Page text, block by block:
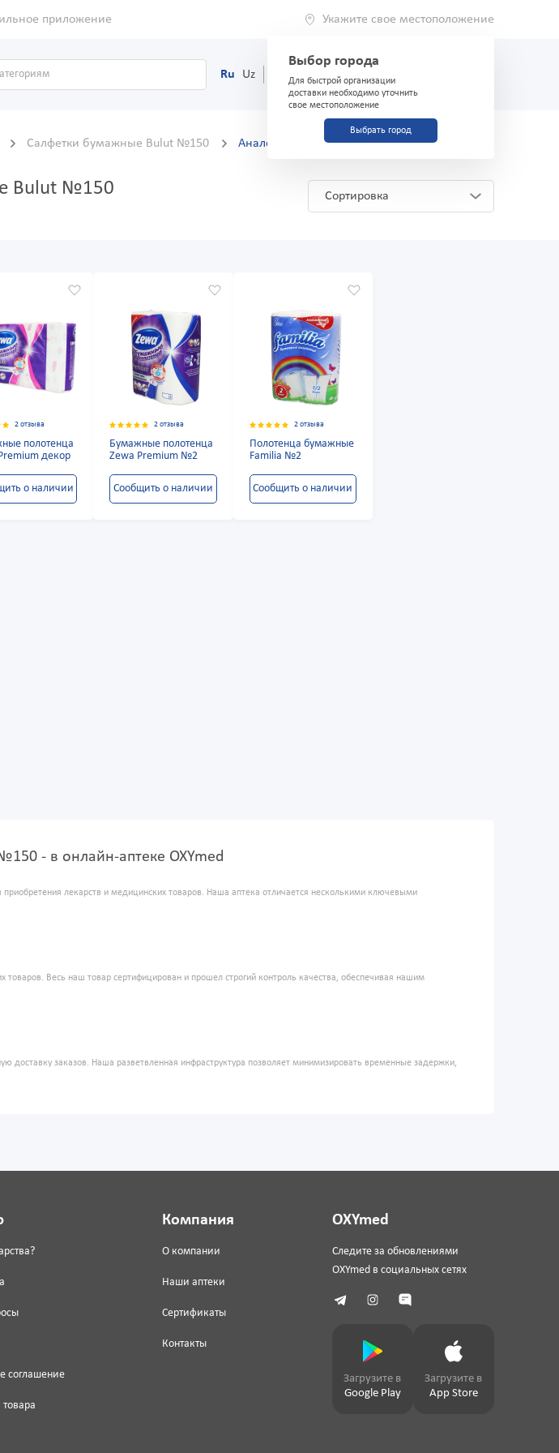
приложение Укажите свое местоположение
Выбор города
Для быстрой организации
доставки необходимо уточнить
свое местоположение
Выбрать город
Ru Uz (71) 200-03-03
Салфетки бумажные Bulut №150 Аналоги и заменители
Bulut №150 Сортировка
2 отзыва
полотенца
декор
о наличии
2 отзыва
Бумажные полотенца
Zewa Premium №2
Сообщить о наличии
2 отзыва
Полотенца бумажные
Familia №2
Сообщить о наличии
- в онлайн-аптеке OXYmed
лекарств и медицинских товаров. Наша аптека отличается несколькими ключевыми
товаров. Весь наш товар сертифицирован и прошел строгий контроль качества, обеспечивая нашим
заказов. Наша разветвленная инфраструктура позволяет минимизировать временные задержки,
соглашение
товара
Компания
О компании
Наши аптеки
Сертификаты
Контакты
OXYmed
Следите за обновлениями
OXYmed в социальных сетях
Загрузите в
Google Play
Загрузите в
App Store